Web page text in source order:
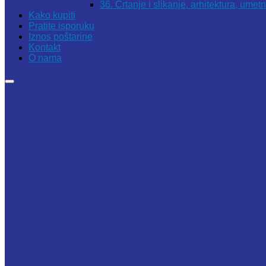
36. Crtanje i slikanje, arhitektura,
Kako kupiti
Pratite isporuku
Iznos poštarine
Kontakt
O nama